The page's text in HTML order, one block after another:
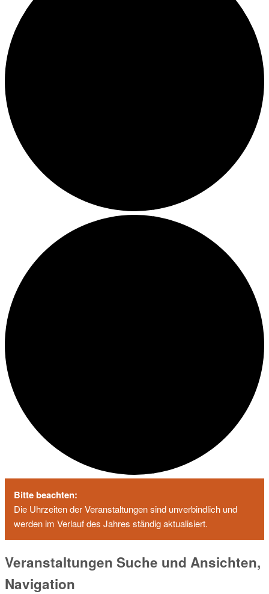
Bitte beachten:
Die Uhrzeiten der Veranstaltungen sind unverbindlich und
werden im Verlauf des Jahres ständig aktualisiert.
Veranstaltungen
für
Veranstaltungen Suche und Ansichten,
Navigation